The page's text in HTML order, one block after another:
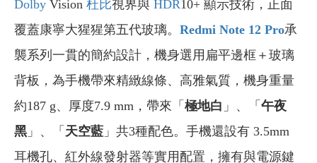
Dolby Vision 杜比視界與 HDR10+ 顯示技術，正面
覆蓋康寧大猩猩第五代玻璃。 Redmi Note 12 Pro承
襲系列一貫的簡約設計，機身選用扁平邊框＋玻璃
背板，為手機帶來精緻線條、高雅氣質，機身重量
約187 g、厚度7.9 mm，帶來「 極地白 」、「 午夜
黑 」、「 天空藍 」共3種配色。手機還設有 3.5mm
耳機孔、紅外線發射器等實用配置，擁有與電源鍵